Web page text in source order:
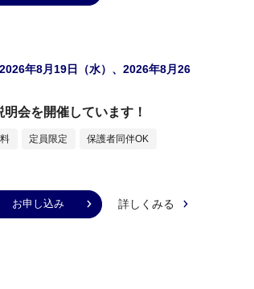
年8月19日（水）、2026年8月26
会を開催しています！
定員限定 保護者同伴OK
お申し込み 詳しくみる